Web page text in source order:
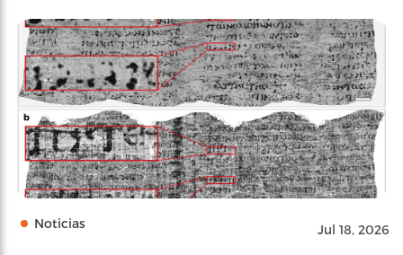
Noticias Jul 18, 2026